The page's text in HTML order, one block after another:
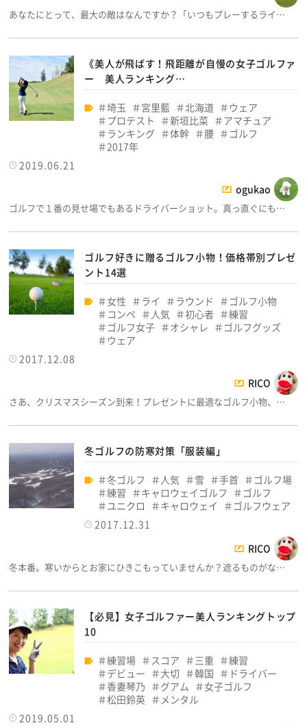
あなたにとって、最大の敵はなんですか？「いつもプレーするライ…
《美人が飛ばす！飛距離が自慢の女子ゴルファ
ー 美人ランキング…
埼玉 宮里藍 北海道
ウェア
プロテスト
新垣比菜
アマチュア
ランキング
体幹 腰
ゴルフ
2017年
2019.06.21
ogukao
ゴルフで１番の見せ場でもあるドライバーショット。真っ直ぐにも…
ゴルフ好きに贈るゴルフ小物！価格帯別プレゼ
ント14選
女性 ライ ラウンド
ゴルフ小物
コンペ
人気 初心者
練習
ゴルフ女子
オシャレ
ゴルフグッズ
ウェア
2017.12.08
RICO
さあ、クリスマスシーズン到来！プレゼントに最適なゴルフ小物、…
冬ゴルフの防寒対策「服装編」
冬ゴルフ 人気 雪 手首
ゴルフ場
練習
キャロウェイゴルフ
ゴルフ
ユニクロ
キャロウェイ
ゴルフウェア
2017.12.31
RICO
冬本番。寒いからとお家にひきこもっていませんか？遮るものがな…
【必見】女子ゴルファー美人ランキングトップ
10
練習場 スコア 三重
練習
デビュー
大切 韓国
ドライバー
香妻琴乃
グアム
女子ゴルフ
松田鈴英
メンタル
2019.05.01